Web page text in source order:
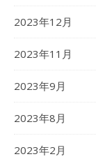
2023年12月
2023年11月
2023年9月
2023年8月
2023年2月